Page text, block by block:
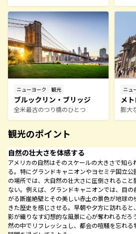
ニューヨーク 観光
ブルックリン・ブリッジ
全米最古のつり橋のひとつ
ニュ
メ
ッ
膨大
観光のポイント
自然の壮大さを体感する
アメリカの自然はそのスケールの大きさで知ら
る。特にグランドキャニオンやヨセミテ国立公
の場所では、大自然の壮大さに圧倒されること
ない。例えば、グランドキャニオンでは、目の
がる断崖絶壁とその美しい赤土の景色が地球の
きた歴史を感じさせる。早朝や夕方に訪れると
影が織りなす幻想的な風景に心が奪われるだろ
然の中でリフレッシュし、都会の喧騒を忘れる